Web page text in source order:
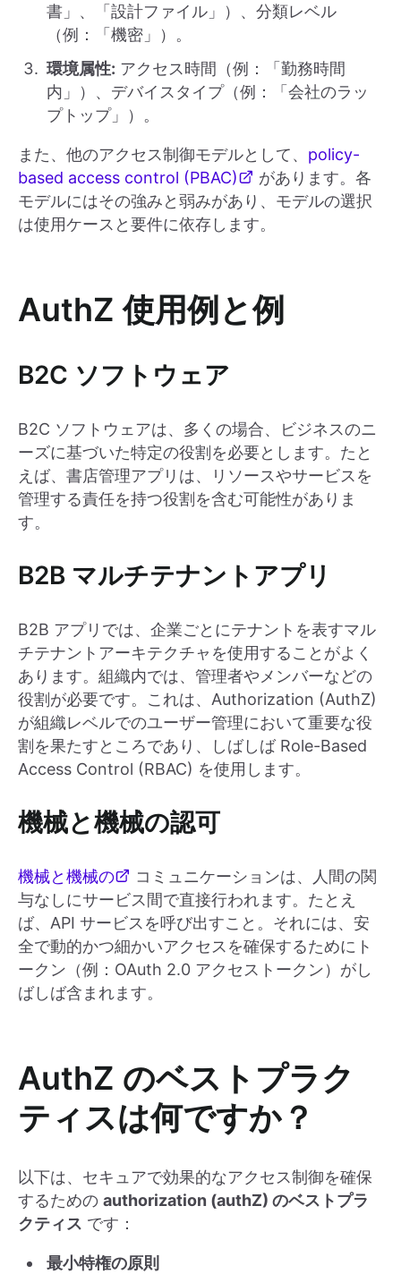
書」、「設計ファイル」）、分類レベル
（例：「機密」）。
環境属性: アクセス時間（例：「勤務時間
内」）、デバイスタイプ（例：「会社のラッ
プトップ」）。
また、他のアクセス制御モデルとして、 policy-
based access control (PBAC)
があります。各
モデルにはその強みと弱みがあり、モデルの選択
は使用ケースと要件に依存します。
AuthZ使用例と例
B2C ソフトウェア
B2C ソフトウェアは、多くの場合、ビジネスのニ
ーズに基づいた特定の役割を必要とします。たと
えば、書店管理アプリは、リソースやサービスを
管理する責任を持つ役割を含む可能性がありま
す。
B2B マルチテナントアプリ
B2B アプリでは、企業ごとにテナントを表すマル
チテナントアーキテクチャを使用することがよく
あります。組織内では、管理者やメンバーなどの
役割が必要です。これは、Authorization (AuthZ)
が組織レベルでのユーザー管理において重要な役
割を果たすところであり、しばしば Role-Based
Access Control (RBAC) を使用します。
機械と機械の認可
機械と機械の
コミュニケーションは、人間の関
与なしにサービス間で直接行われます。たとえ
ば、API サービスを呼び出すこと。それには、安
全で動的かつ細かいアクセスを確保するためにト
ークン（例：OAuth 2.0 アクセストークン）がし
ばしば含まれます。
AuthZ のベストプラク
ティスは何ですか？
以下は、セキュアで効果的なアクセス制御を確保
するための authorization (authZ) のベストプラ
クティス です：
最小特権の原則